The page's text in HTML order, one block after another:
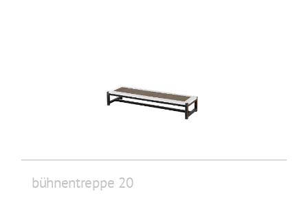
bühnentreppe 20